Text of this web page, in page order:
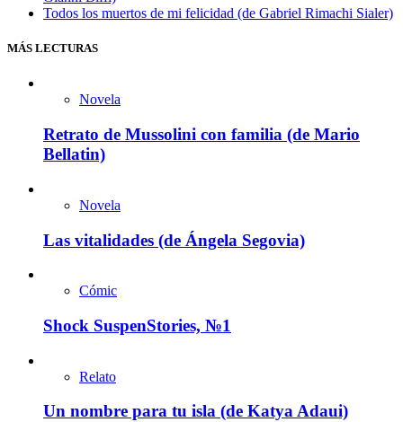
Todos los muertos de mi felicidad (de Gabriel Rimachi Sialer)
MÁS LECTURAS
Novela
Retrato de Mussolini con familia (de Mario
Bellatin)
Novela
Las vitalidades (de Ángela Segovia)
Cómic
Shock SuspenStories, №1
Relato
Un nombre para tu isla (de Katya Adaui)